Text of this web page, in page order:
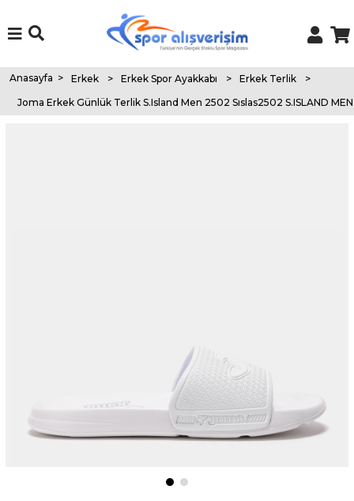
Anasayfa > Erkek > Erkek Spor Ayakkabı > Erkek Terlik
>
Joma Erkek Günlük Terlik S.Island Men 2502 Sıslas2502 S.ISLAND